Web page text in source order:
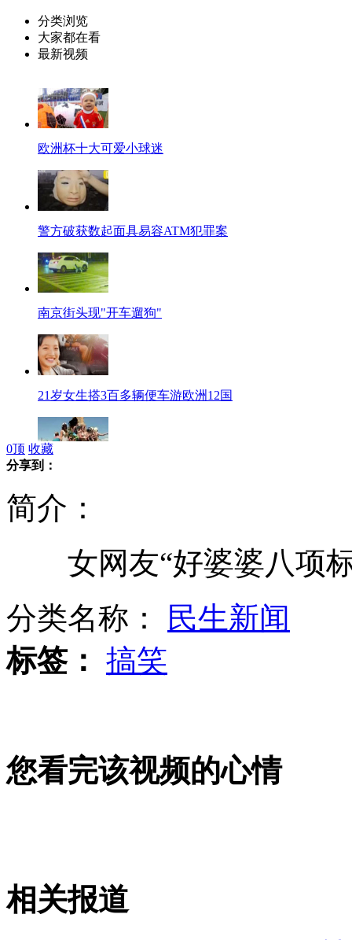
分类浏览
大家都在看
最新视频
欧洲杯十大可爱小球迷
警方破获数起面具易容ATM犯罪案
南京街头现"开车遛狗"
21岁女生搭3百多辆便车游欧洲12国
高考成绩遭误传 考生“被状元”
"风光"归国有 黑龙江做法或涉嫌违法
0顶 收藏
分享到：
简介：
女网友“好婆婆八项标
分类名称：
民生新闻
标签： 搞笑
您看完该视频的心情
相关报道